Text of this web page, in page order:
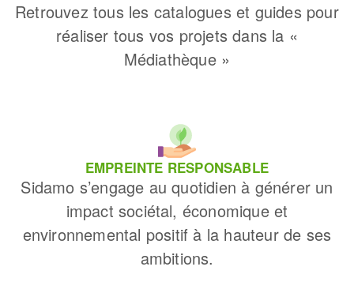
Retrouvez tous les catalogues et guides pour
réaliser tous vos projets dans la «
Médiathèque »
EMPREINTE RESPONSABLE
Sidamo s’engage au quotidien à générer un
impact sociétal, économique et
environnemental positif à la hauteur de ses
ambitions.